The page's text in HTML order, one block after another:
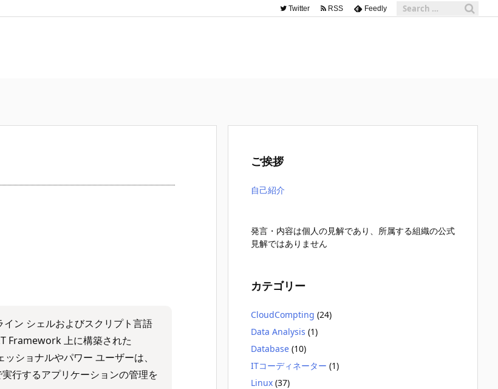
Twitter RSS Feedly
ン シェルおよびスクリプト言語
Framework 上に構築された
ショナルやパワー ユーザーは、
行するアプリケーションの管理を
ご挨拶
自己紹介
発言・内容は個人の見解であり、所属する組織の公式
見解ではありません
カテゴリー
CloudCompting (24)
Data Analysis (1)
Database (10)
ITコーディネーター (1)
Linux (37)